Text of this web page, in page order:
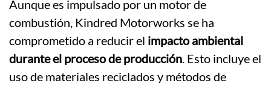
Aunque es impulsado por un motor de
combustión, Kindred Motorworks se ha
comprometido a reducir el impacto ambiental
durante el proceso de producción . Esto incluye el
uso de materiales reciclados y métodos de